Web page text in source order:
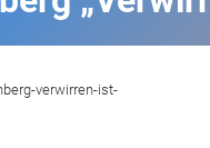
verwirren-ist-